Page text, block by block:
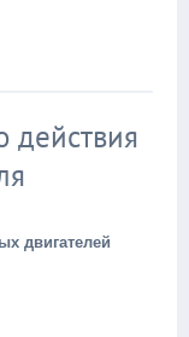
действия
двигателей